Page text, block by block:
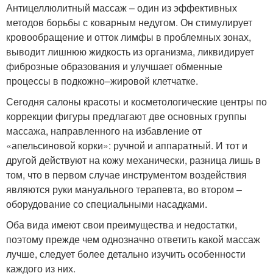
Антицеллюлитный массаж – один из эффективных
методов борьбы с коварным недугом. Он стимулирует
кровообращение и отток лимфы в проблемных зонах,
выводит лишнюю жидкость из организма, ликвидирует
фиброзные образования и улучшает обменные
процессы в подкожно–жировой клетчатке.
Сегодня салоны красоты и косметологические центры по
коррекции фигуры предлагают две основных группы
массажа, направленного на избавление от
«апельсиновой корки»: ручной и аппаратный. И тот и
другой действуют на кожу механически, разница лишь в
том, что в первом случае инструментом воздействия
являются руки мануального терапевта, во втором –
оборудование со специальными насадками.
Оба вида имеют свои преимущества и недостатки,
поэтому прежде чем однозначно ответить какой массаж
лучше, следует более детально изучить особенности
каждого из них.